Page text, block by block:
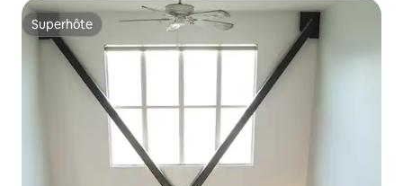
Superhôte
Superhôte